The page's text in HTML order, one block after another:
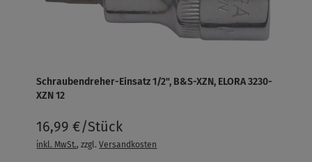
Schraubendreher-Einsatz 1/2", B&S-XZN, ELORA 3230-
XZN 12
16,99 €/Stück
inkl. MwSt., zzgl.Versandkosten